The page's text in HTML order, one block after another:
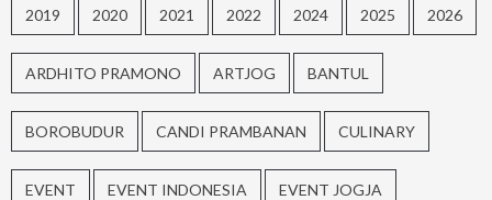
2019 2020 2021 2022 2024 2025 2026
ARDHITO PRAMONO ARTJOG BANTUL
BOROBUDUR CANDI PRAMBANAN CULINARY
EVENT EVENT INDONESIA EVENT JOGJA